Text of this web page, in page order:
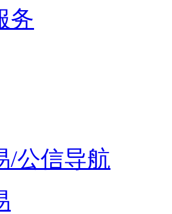
务
/公信导航